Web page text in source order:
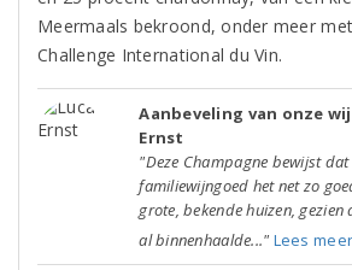
Meermaals bekroond, onder meer
Challenge International du Vin.
Aanbeveling van onze
Ernst
"Deze Champagne bewijst dat
familiewijngoed het net zo
grote, bekende huizen,
al binnenhaalde..." Lees meer